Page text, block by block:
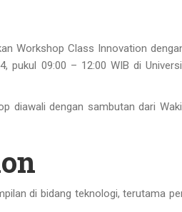
Workshop Class Innovation
pukul 09:00 – 12:00 WIB di
diawali dengan sambutan dari
di bidang teknologi, terutama